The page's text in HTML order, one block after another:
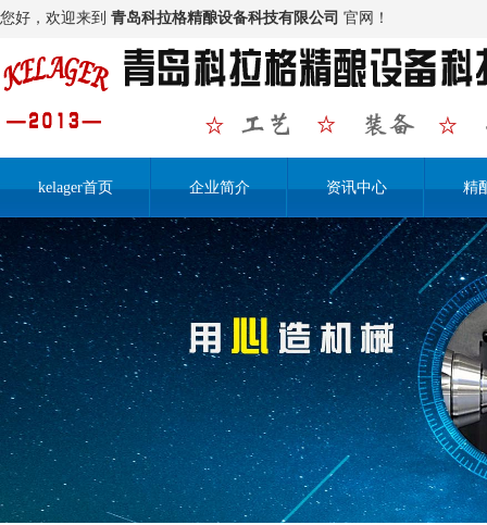
您好，欢迎来到 青岛科拉格精酿设备科技有限公司 官网！
kelager首页 企业简介 资讯中心 精